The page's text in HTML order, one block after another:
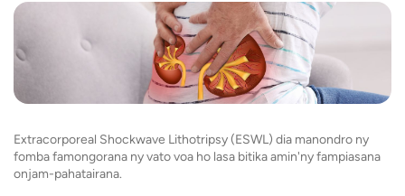
Extracorporeal Shockwave Lithotripsy (ESWL) dia manondro ny
fomba famongorana ny vato voa ho lasa bitika amin'ny fampiasana
onjam-pahatairana.